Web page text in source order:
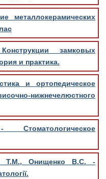
металлокерамических
замковых
и практика.
и ортопедическое
нижнечелюстного
Т.М., Онищенко В.С. -